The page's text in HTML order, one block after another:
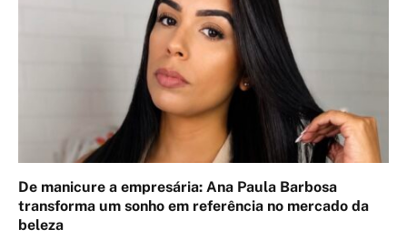
De manicure a empresária: Ana Paula Barbosa
transforma um sonho em referência no mercado da
beleza